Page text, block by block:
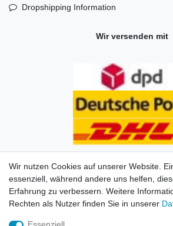
Dropshipping Information
Wir versenden mit
Impressum Daten­schutz­erklärung
Wir nutzen Cookies auf unserer Website.
essenziell, während andere uns helfen,
Erfahrung zu verbessern. Weitere
Rechten als Nutzer finden Sie in unserer